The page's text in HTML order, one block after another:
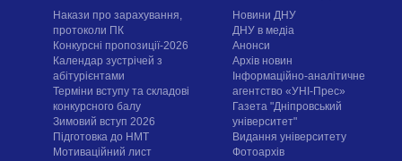
Накази про зарахування,
протоколи ПК
Конкурсні пропозиції-2026
Календар зустрічей з
абітурієнтами
Терміни вступу та складові
конкурсного балу
Зимовий вступ 2026
Підготовка до НМТ
Мотиваційний лист
Новини ДНУ
ДНУ в медіа
Анонси
Архів новин
Інформаційно-аналітичне
агентство «УНІ-Прес»
Газета "Дніпровський
університет"
Видання університету
Фотоархів